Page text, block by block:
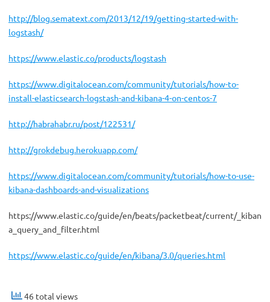
http://blog.sematext.com/2013/12/19/getting-started-with-
logstash/
https://www.elastic.co/products/logstash
https://www.digitalocean.com/community/tutorials/how-to-
install-elasticsearch-logstash-and-kibana-4-on-centos-7
http://habrahabr.ru/post/122531/
http://grokdebug.herokuapp.com/
https://www.digitalocean.com/community/tutorials/how-to-use-
kibana-dashboards-and-visualizations
https://www.elastic.co/guide/en/beats/packetbeat/current/_kiban
a_query_and_filter.html
https://www.elastic.co/guide/en/kibana/3.0/queries.html
46 total views